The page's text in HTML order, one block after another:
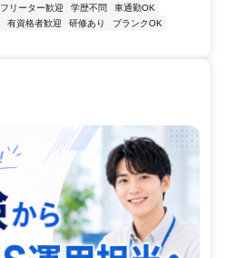
フリーター歓迎 学歴不問
車通勤OK
有資格者歓迎 研修あり
ブランクOK